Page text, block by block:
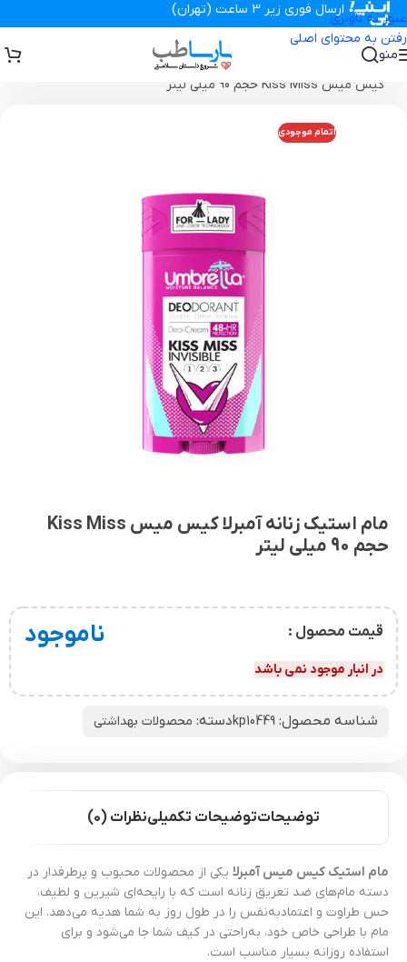
عبور به ناوبری
رفتن به محتوای اصلی
ارسال فوری زیر 3 ساعت (تهران)
منو
تجهیزات پزشکی پارساطب محصولات بهداشتی
مام استیک زنانه آمبرلا
کیس میس Kiss Miss حجم 90 میلی لیتر
اتمام موجودی
مام استیک زنانه آمبرلا کیس میس Kiss Miss
حجم 90 میلی لیتر
قیمت محصول : ناموجود
در انبار موجود نمی باشد
شناسه محصول: kp10449دسته: محصولات بهداشتی
توضیحاتتوضیحات تکمیلینظرات (0)
مام استیک کیس میس آمبرلا یکی از محصولات محبوب و پرطرفدار در
دسته مام‌های ضد تعریق زنانه است که با رایحه‌ای شیرین و لطیف،
حس طراوت و اعتمادبه‌نفس را در طول روز به شما هدیه می‌دهد. این
مام با طراحی خاص خود، به‌راحتی در کیف شما جا می‌شود و برای
استفاده روزانه بسیار مناسب است.